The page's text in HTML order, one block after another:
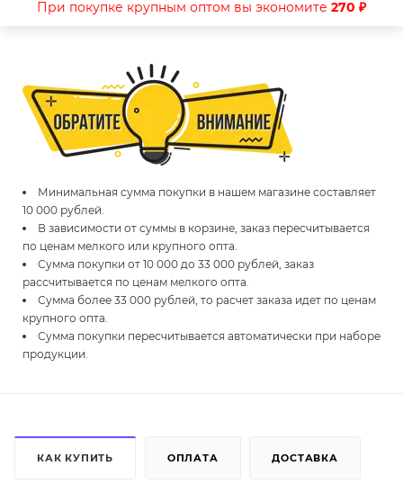
При покупке крупным оптом вы экономите 270 ₽
Минимальная сумма покупки в нашем магазине составляет
10 000 рублей.
В зависимости от суммы в корзине, заказ пересчитывается
по ценам мелкого или крупного опта.
Сумма покупки от 10 000 до 33 000 рублей, заказ
рассчитывается по ценам мелкого опта.
Сумма более 33 000 рублей, то расчет заказа идет по ценам
крупного опта.
Сумма покупки пересчитывается автоматически при наборе
продукции.
КАК КУПИТЬ ОПЛАТА ДОСТАВКА